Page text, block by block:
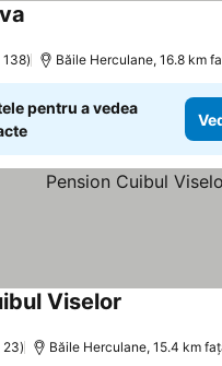
138 Băile Herculane, 16.8 km
pentru a vedea
Viselor
23 Băile Herculane, 15.4 km